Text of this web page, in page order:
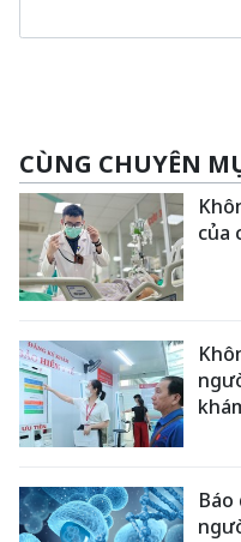
CÙNG CHUYÊN
của